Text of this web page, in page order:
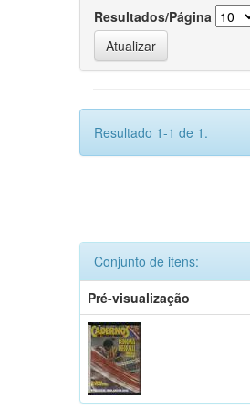
Resultados/Página
Resultado 1-1 de 1.
Conjunto de itens:
Pré-visualização